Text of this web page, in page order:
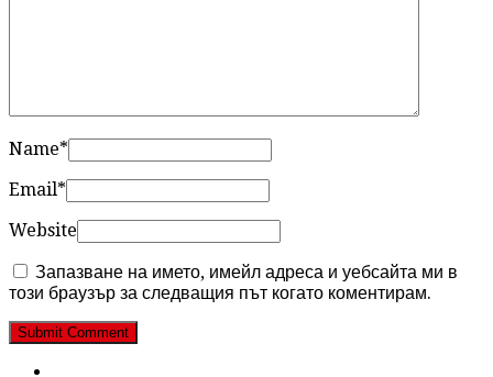
Name*
Email*
Website
Запазване на името, имейл адреса и уебсайта ми в
този браузър за следващия път когато коментирам.